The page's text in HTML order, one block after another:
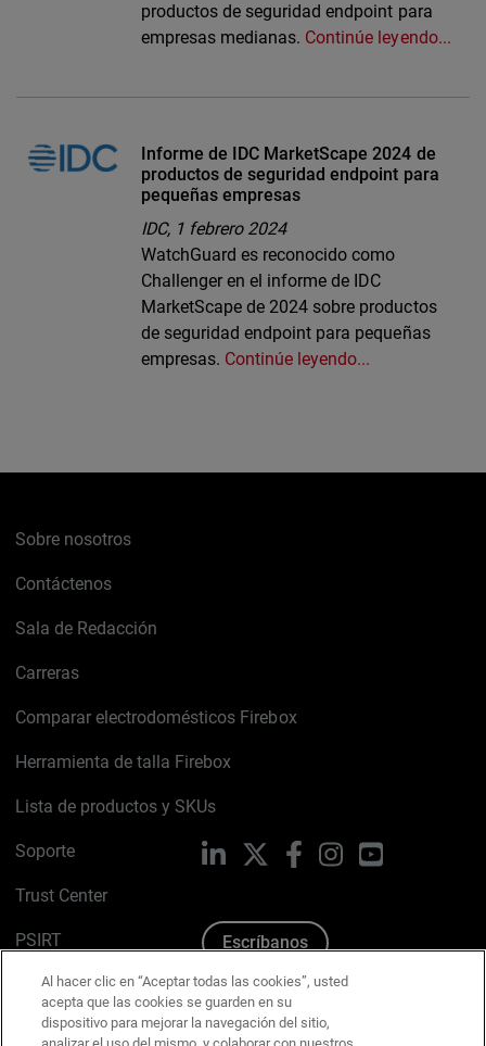
productos de seguridad endpoint para
empresas medianas. Continúe leyendo...
Informe de IDC MarketScape 2024 de
productos de seguridad endpoint para
pequeñas empresas
IDC, 1 febrero 2024
WatchGuard es reconocido como
Challenger en el informe de IDC
MarketScape de 2024 sobre productos
de seguridad endpoint para pequeñas
empresas. Continúe leyendo...
Sobre nosotros
Contáctenos
Sala de Redacción
Carreras
Comparar electrodomésticos Firebox
Herramienta de talla Firebox
Lista de productos y SKUs
Soporte
Trust Center
PSIRT
Política de cookies
Política de privacidad
LinkedIn FacebookInstagram
Escríbanos
Al hacer clic en “Aceptar todas las cookies”, usted
acepta que las cookies se guarden en su
dispositivo para mejorar la navegación del sitio,